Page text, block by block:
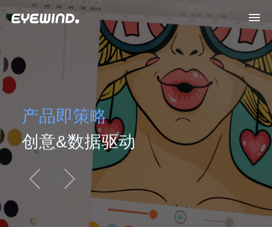
产品即策略
创意&数据驱动